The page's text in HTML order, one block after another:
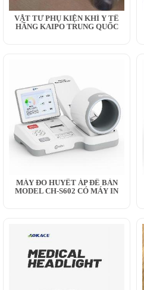
VẬT TƯ PHỤ KIỆN KHÍ Y TẾ
HÃNG KAIPO TRUNG QUỐC
MÁY ĐO HUYẾT ÁP ĐỂ BÀN
MODEL CH-S602 CÓ MÁY IN